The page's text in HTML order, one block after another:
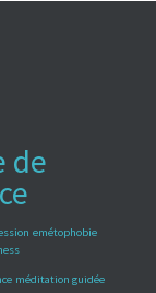
de
emétophobie
méditation guidée